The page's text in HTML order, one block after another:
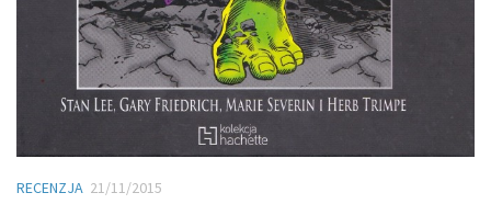
RECENZJA 21/11/2015